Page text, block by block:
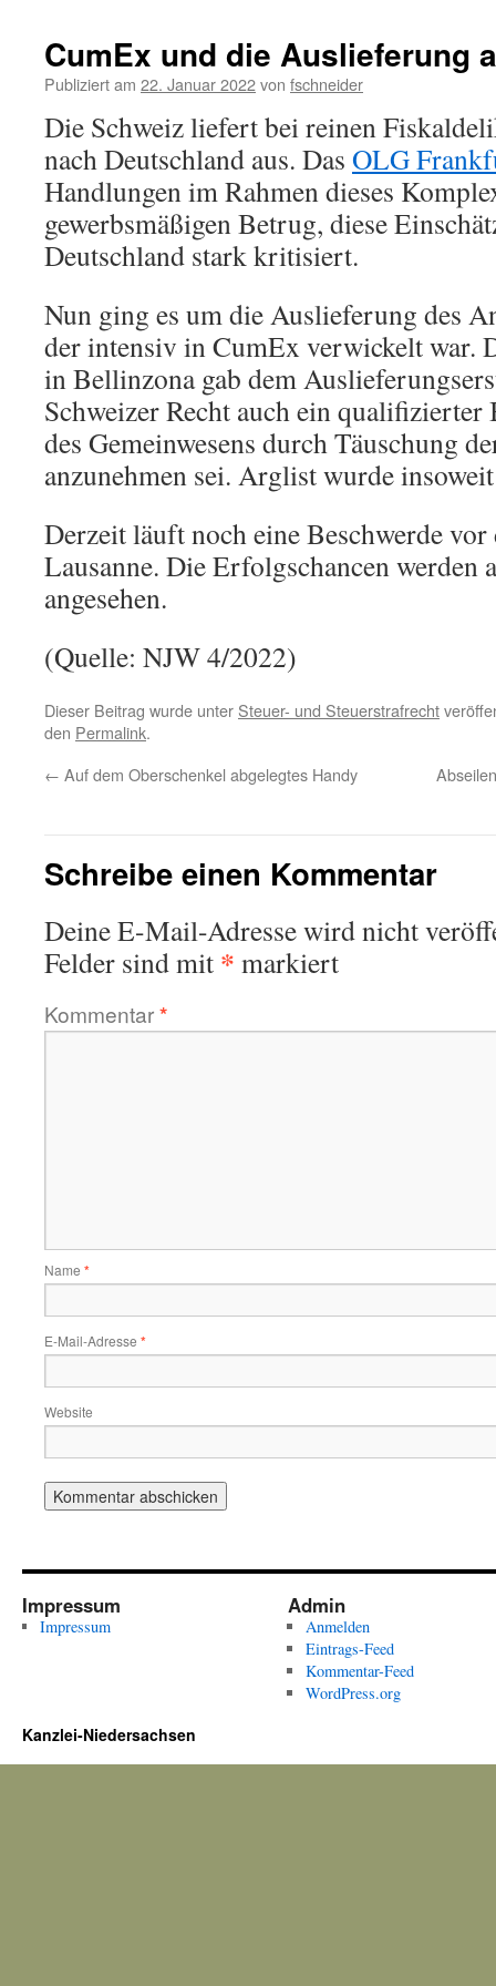
CumEx und die Auslieferung
Publiziert am 22. Januar 2022von fschneider
Die Schweiz liefert bei reinen
nach Deutschland aus. Das OLG
Handlungen im Rahmen dieses
gewerbsmäßigen Betrug, diese
Deutschland stark kritisiert.
Nun ging es um die Auslieferung des
der intensiv in CumEx verwickelt war.
in Bellinzona gab dem
Schweizer Recht auch ein
des Gemeinwesens durch Täuschung
anzunehmen sei. Arglist wurde
Derzeit läuft noch eine Beschwerde
Lausanne. Die Erfolgschancen werden
angesehen.
(Quelle: NJW 4/2022)
Dieser Beitrag wurde unter Steuer- und Steuerstrafrecht
den Permalink.
← Auf dem Oberschenkel abgelegtes Handy
Schreibe einen Kommentar
Deine E-Mail-Adresse wird nicht
Felder sind mit * markiert
Kommentar*
Name *
E-Mail-Adresse *
Website
Impressum
Impressum
Admin
Anmelden
Eintrags-Feed
Kommentar-Feed
WordPress.org
Kanzlei-Niedersachsen